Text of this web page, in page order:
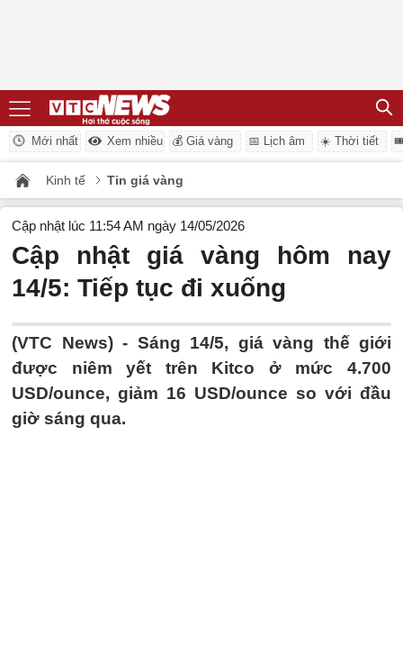
Mới nhất Xem nhiều 💰 Giá vàng 📅 Lịch âm ☀️ Thời tiết
Kinh tế Tin giá vàng
Cập nhật lúc 11:54 AM ngày 14/05/2026
Cập nhật giá vàng hôm nay
14/5: Tiếp tục đi xuống
(VTC News) - Sáng 14/5, giá vàng thế giới
được niêm yết trên Kitco ở mức 4.700
USD/ounce, giảm 16 USD/ounce so với đầu
giờ sáng qua.